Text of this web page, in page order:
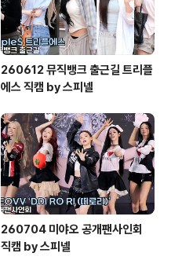
260612 뮤직뱅크 출근길 트리플
에스 직캠 by 스피넬
260704 미야오 공개팬사인회
직캠 by 스피넬